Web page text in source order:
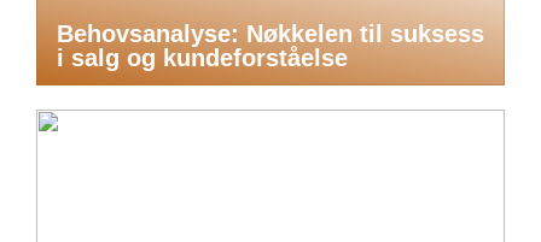
Behovsanalyse: Nøkkelen til suksess
i salg og kundeforståelse